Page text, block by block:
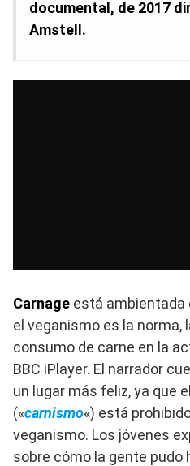
documental, de 2017
Amstell.
Carnage está ambientada
el veganismo es la norma,
consumo de carne en la
BBC iPlayer. El narrador
un lugar más feliz, ya que
(«carnismo«) está
veganismo. Los jóvenes
sobre cómo la gente pudo